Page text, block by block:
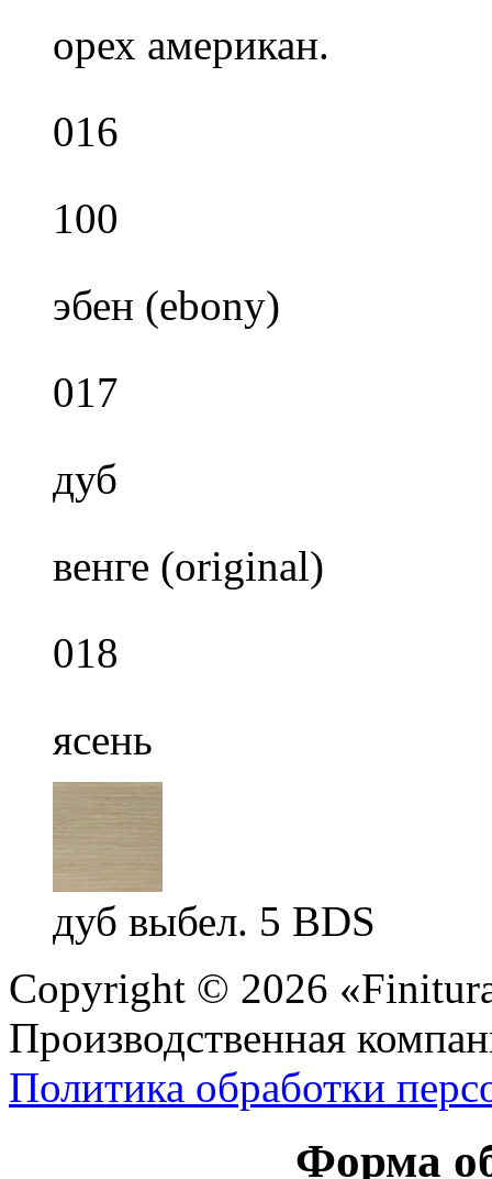
орех американ.
016
100
эбен (ebony)
017
дуб
венге (original)
018
ясень
дуб выбел. 5 BDS
Copyright © 2026
Производственная
Политика обработки
Форма